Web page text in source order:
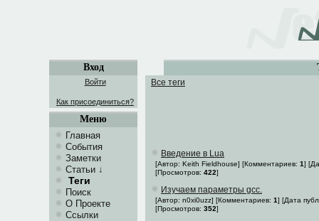
Вход
Войти
Как присоединиться?
Меню
Главная
События
Заметки
Статьи ↓
Теги
Поиск
О Проекте
Ссылки
Все теги
Введение в Lua
[Автор: Keith Fieldhouse] [Комментариев: 1]
[Просмотров: 422]
Изучаем параметры gcc.
[Автор: n0xi0uzz] [Комментариев: 1] [Дата
[Просмотров: 352]